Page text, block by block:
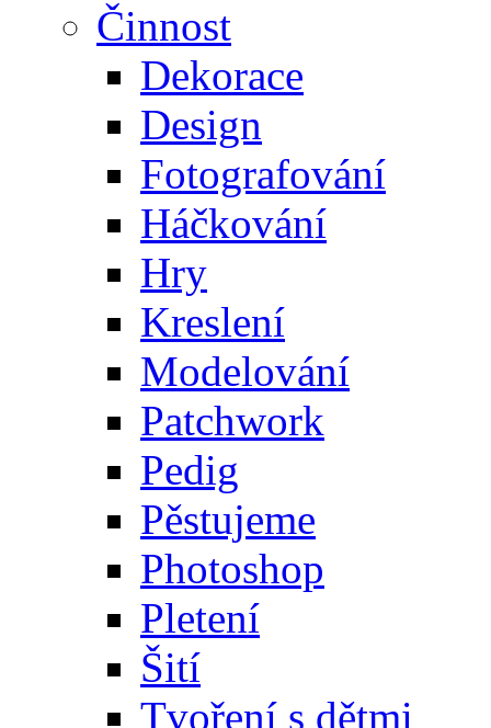
Činnost
Dekorace
Design
Fotografování
Háčkování
Hry
Kreslení
Modelování
Patchwork
Pedig
Pěstujeme
Photoshop
Pletení
Šití
Tvoření s dětmi